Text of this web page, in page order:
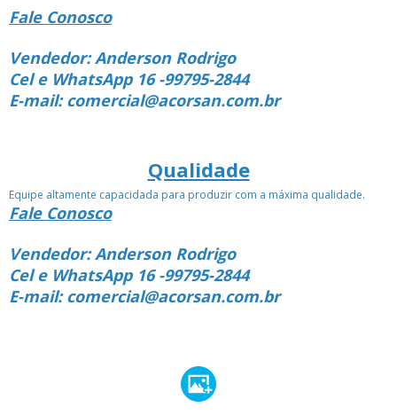
Fale Conosco
Vendedor: Anderson Rodrigo
Cel e WhatsApp 16 -99795-2844
E-mail: comercial@acorsan.com.br
Qualidade
Equipe altamente capacidada para produzir com a máxima qualidade.
Fale Conosco
Vendedor: Anderson Rodrigo
Cel e WhatsApp 16 -99795-2844
E-mail: comercial@acorsan.com.br